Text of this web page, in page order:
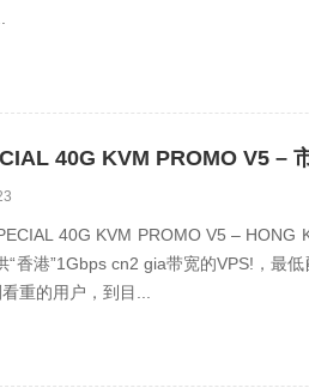
40G KVM PROMO V5 – HONG
“香港”1Gbps cn2 gia带宽的VPS!，最
重的用户，到目...